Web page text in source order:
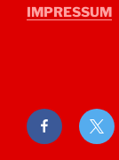
IMPRESSUM
Facebook